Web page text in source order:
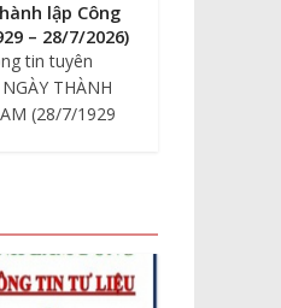
lập Công
– 28/7/2026)
tin tuyên
THÀNH
(28/7/1929